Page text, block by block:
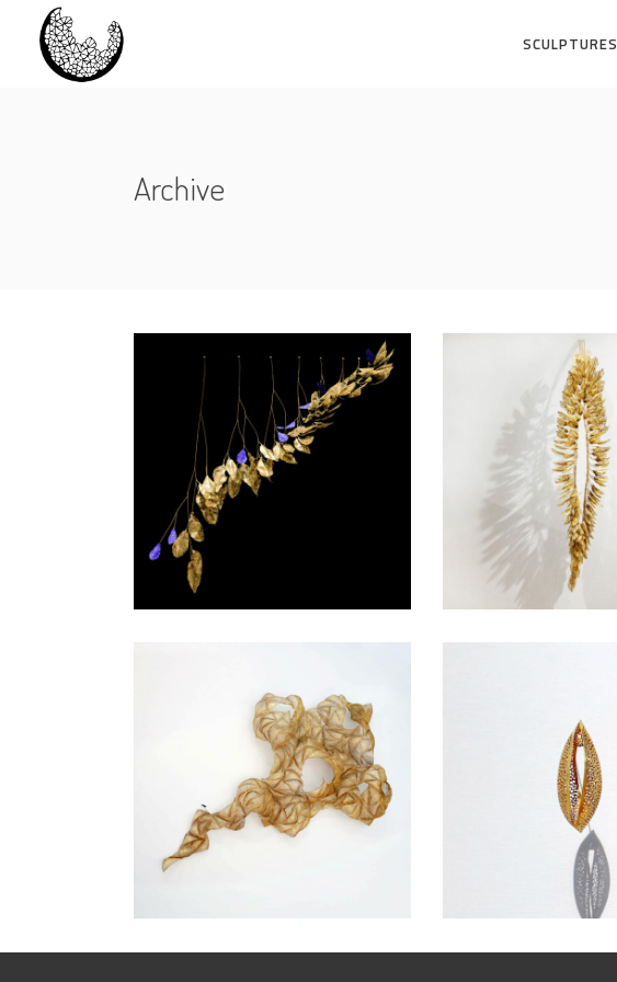
SCULPTURES
Archive
LE VENT SE LÈVE
SCULPTURE MURALE
TOTÉMIQUE
SCULPTURE MURALE
VOLUTE PART EN FUMÉE
SCULPTURE MURALE SCULPTURE MURALE